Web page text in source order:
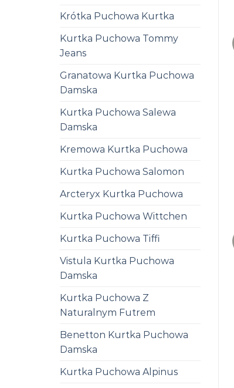
Krótka Puchowa Kurtka
Kurtka Puchowa Tommy
Jeans
Granatowa Kurtka Puchowa
Damska
Kurtka Puchowa Salewa
Damska
Kremowa Kurtka Puchowa
Kurtka Puchowa Salomon
Arcteryx Kurtka Puchowa
Kurtka Puchowa Wittchen
Kurtka Puchowa Tiffi
Vistula Kurtka Puchowa
Damska
Kurtka Puchowa Z
Naturalnym Futrem
Benetton Kurtka Puchowa
Damska
Kurtka Puchowa Alpinus